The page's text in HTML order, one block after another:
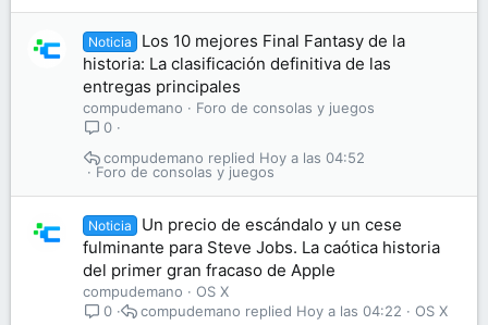
Noticia
Los 10 mejores Final Fantasy de la
historia: La clasificación definitiva de las
entregas principales
compudemano
Foro de consolas y juegos
0
Foro de consolas y juegos
Hoy a las 04:52
compudemano
Noticia
Un precio de escándalo y un cese
fulminante para Steve Jobs. La caótica historia
del primer gran fracaso de Apple
compudemano
OS X
0
OS X
Hoy a las 04:22
compudemano